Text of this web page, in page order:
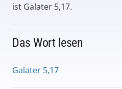
ist Galater 5,17.
Das Wort lesen
Galater 5,17